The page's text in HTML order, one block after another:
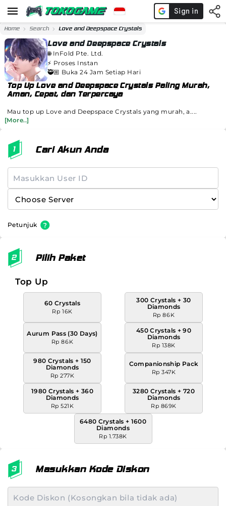
Home Search Love and Deepspace Crystals
Love and Deepspace Crystals
🌐 InFold Pte. Ltd.
⚡️ Proses Instan
🥷🏼 Buka 24 Jam Setiap Hari
Top Up Love and Deepspace Crystals Paling Murah,
Aman, Cepat, dan Terpercaya
Mau top up Love and Deepspace Crystals yang murah, a....
[More..]
Cari Akun Anda
Petunjuk
Pilih Paket
Top Up
60 Crystals
Rp 16K
300 Crystals + 30
Diamonds
Rp 86K
Aurum Pass (30 Days)
Rp 86K
450 Crystals + 90
Diamonds
Rp 138K
980 Crystals + 150
Diamonds
Rp 277K
Companionship Pack
Rp 347K
1980 Crystals + 360
Diamonds
Rp 521K
3280 Crystals + 720
Diamonds
Rp 869K
6480 Crystals + 1600
Diamonds
Rp 1.738K
Masukkan Kode Diskon